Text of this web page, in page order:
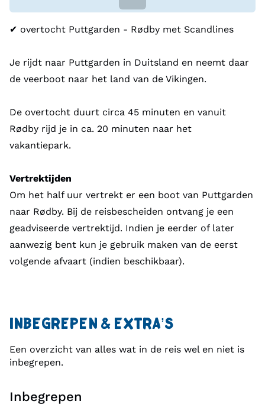
✔︎ overtocht Puttgarden - Rødby met Scandlines
Je rijdt naar Puttgarden in Duitsland en neemt daar
de veerboot naar het land van de Vikingen.
De overtocht duurt circa 45 minuten en vanuit
Rødby rijd je in ca. 20 minuten naar het
vakantiepark.
Vertrektijden
Om het half uur vertrekt er een boot van Puttgarden
naar Rødby. Bij de reisbescheiden ontvang je een
geadviseerde vertrektijd. Indien je eerder of later
aanwezig bent kun je gebruik maken van de eerst
volgende afvaart (indien beschikbaar).
INBEGREPEN & EXTRA’S
Een overzicht van alles wat in de reis wel en niet is
inbegrepen.
Inbegrepen